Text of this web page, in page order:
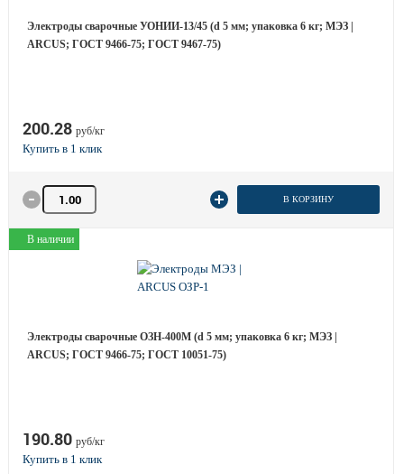
Электроды сварочные УОНИИ-13/45 (d 5 мм; упаковка 6 кг; МЭЗ |
ARCUS; ГОСТ 9466-75; ГОСТ 9467-75)
200.28 руб/кг
Количество товара В КОРЗИНУ
В наличии
Электроды сварочные ОЗН-400М (d 5 мм; упаковка 6 кг; МЭЗ |
ARCUS; ГОСТ 9466-75; ГОСТ 10051-75)
190.80 руб/кг